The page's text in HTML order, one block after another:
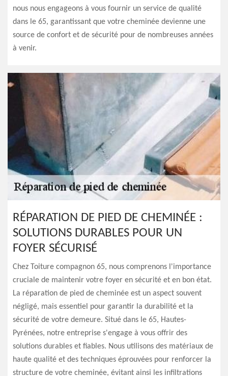
nous nous engageons à vous fournir un service de qualité
dans le 65, garantissant que votre cheminée devienne une
source de confort et de sécurité pour de nombreuses années
à venir.
RÉPARATION DE PIED DE CHEMINÉE :
SOLUTIONS DURABLES POUR UN
FOYER SÉCURISÉ
Chez Toiture compagnon 65, nous comprenons l'importance
cruciale de maintenir votre foyer en sécurité et en bon état.
La réparation de pied de cheminée est un aspect souvent
négligé, mais essentiel pour garantir la durabilité et la
sécurité de votre demeure. Situé dans le 65, Hautes-
Pyrénées, notre entreprise s'engage à vous offrir des
solutions durables et fiables. Nous utilisons des matériaux de
haute qualité et des techniques éprouvées pour renforcer la
structure de votre cheminée, évitant ainsi les infiltrations